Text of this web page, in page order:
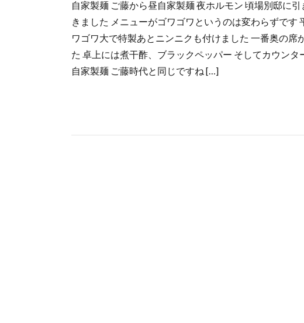
自家製麺 ご藤から昼自家製麺 夜ホルモン 頃場別邸に
きました メニューがゴワゴワというのは変わらずで
ワゴワ大で特製あとニンニクも付けました 一番奥の席
た 卓上には煮干酢、ブラックペッパー そしてカウン
自家製麺 ご藤時代と同じですね […]